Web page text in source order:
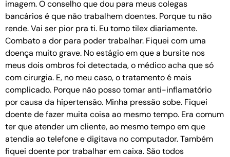
imagem. O conselho que dou para meus colegas
bancários é que não trabalhem doentes. Porque tu não
rende. Vai ser pior pra ti. Eu tomo tilex diariamente.
Combato a dor para poder trabalhar. Fiquei com uma
doença muito grave. No estágio em que a bursite nos
meus dois ombros foi detectada, o médico acha que só
com cirurgia. E, no meu caso, o tratamento é mais
complicado. Porque não posso tomar anti-inflamatório
por causa da hipertensão. Minha pressão sobe. Fiquei
doente de fazer muita coisa ao mesmo tempo. Era comum
ter que atender um cliente, ao mesmo tempo em que
atendia ao telefone e digitava no computador. Também
fiquei doente por trabalhar em caixa. São todos